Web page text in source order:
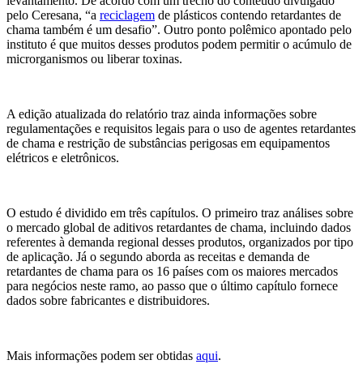
pelo Ceresana, “a reciclagem de plásticos contendo retardantes de
chama também é um desafio”. Outro ponto polêmico apontado pelo
instituto é que muitos desses produtos podem permitir o acúmulo de
microrganismos ou liberar toxinas.
A edição atualizada do relatório traz ainda informações sobre
regulamentações e requisitos legais para o uso de agentes retardantes
de chama e restrição de substâncias perigosas em equipamentos
elétricos e eletrônicos.
O estudo é dividido em três capítulos. O primeiro traz análises sobre
o mercado global de aditivos retardantes de chama, incluindo dados
referentes à demanda regional desses produtos, organizados por tipo
de aplicação. Já o segundo aborda as receitas e demanda de
retardantes de chama para os 16 países com os maiores mercados
para negócios neste ramo, ao passo que o último capítulo fornece
dados sobre fabricantes e distribuidores.
Mais informações podem ser obtidas aqui.